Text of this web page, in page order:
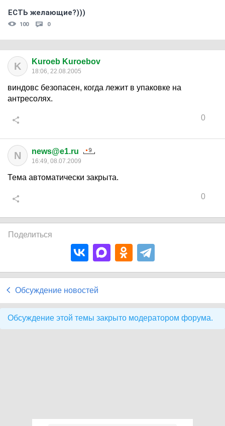
ЕСТЬ желающие?)))
100 0
K Kuroeb Kuroebov
18:06, 22.08.2005
виндовс безопасен, когда лежит в упаковке на
антресолях.
0
N news@e1.ru
16:49, 08.07.2009
Тема автоматически закрыта.
0
Поделиться
Обсуждение новостей
Обсуждение этой темы закрыто модератором форума.